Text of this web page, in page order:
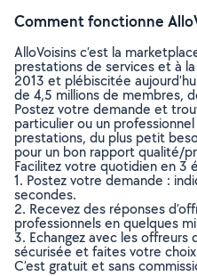
Comment fonctionne
AlloVoisins c’est la
prestations de services et à
2013 et plébiscitée
de 4,5 millions de membres,
Postez votre demande et
particulier ou un
prestations, du plus petit
pour un bon rapport qualité/
Facilitez votre quotidien en 3
1. Postez votre demande :
secondes.
2. Recevez des réponses
professionnels en quelques
3. Echangez avec les
sécurisée et faites votre
C’est gratuit et sans